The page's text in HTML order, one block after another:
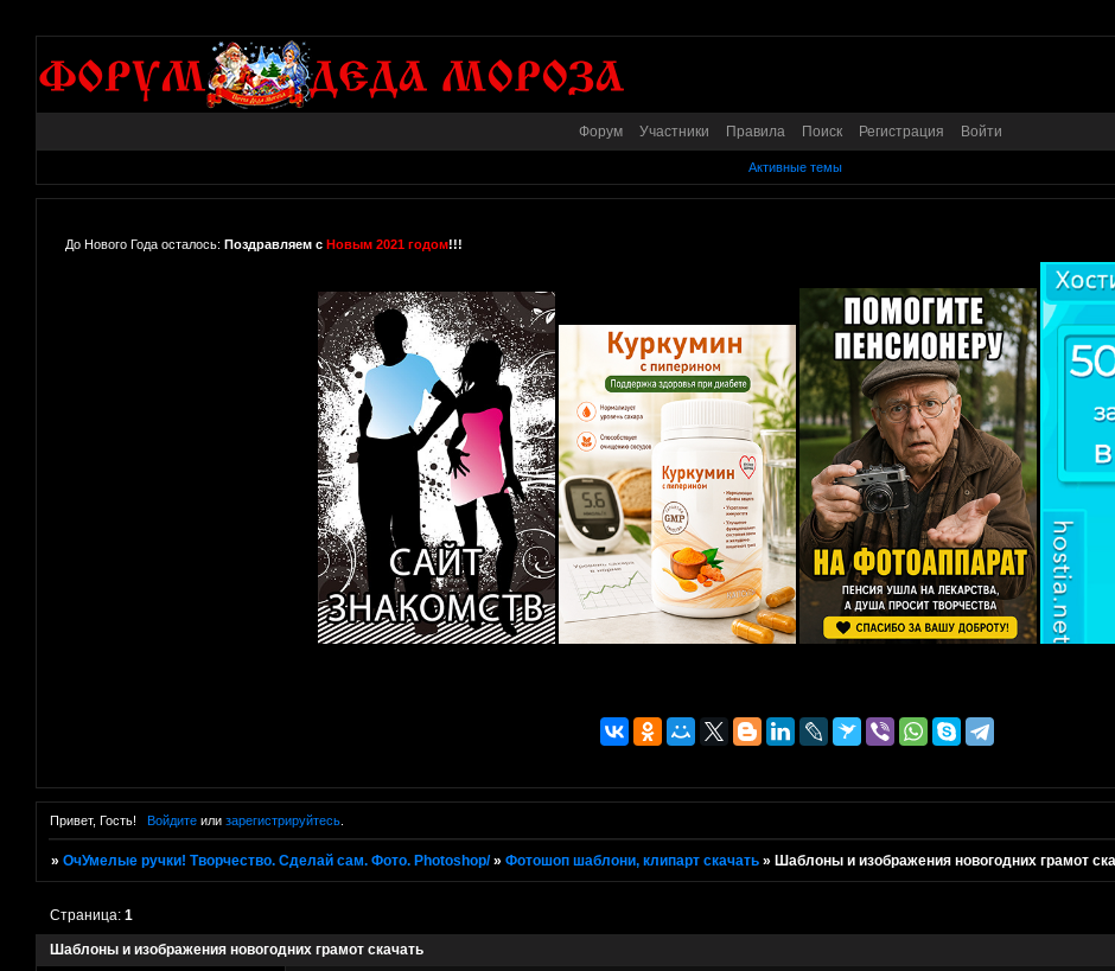
Форум Участники Правила Поиск Регистрация Войти
Активные темы
До Нового Года осталось: Поздравляем с Новым 2021 годом!!!
Привет, Гость! Войдитеили зарегистрируйтесь.
»ОчУмелые ручки! Творчество. Сделай сам. Фото. Photoshop/ »Фотошоп шаблони, клипарт скачать » Шаблоны и изображения новогодних грамот
Шаблоны и изображения новогодних грамот скачать
Страница:1